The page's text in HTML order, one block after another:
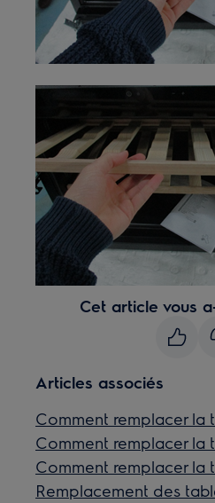
Cet article vous
Articles associés
Comment remplacer la
Comment remplacer la
Comment remplacer la
Remplacement des